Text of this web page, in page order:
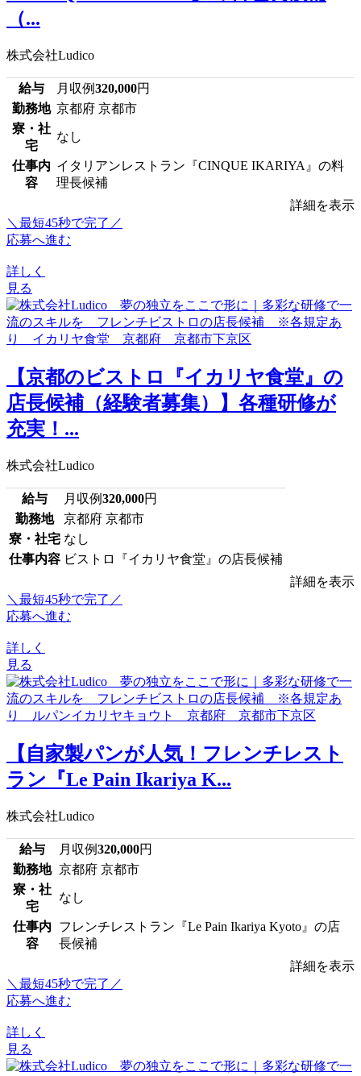
（...
株式会社Ludico
給与 月収例320,000円
勤務地 京都府 京都市
寮・社
宅
なし
仕事内
容
イタリアンレストラン『CINQUE IKARIYA』の料
理長候補
詳細を表示
＼最短45秒で完了／
応募へ進む
詳しく
見る
【京都のビストロ『イカリヤ食堂』の
店長候補（経験者募集）】各種研修が
充実！...
株式会社Ludico
給与 月収例320,000円
勤務地
京都府 京都市
寮・社宅 なし
仕事内容 ビストロ『イカリヤ食堂』の店長候補
詳細を表示
＼最短45秒で完了／
応募へ進む
詳しく
見る
【自家製パンが人気！フレンチレスト
ラン『Le Pain Ikariya K...
株式会社Ludico
給与 月収例320,000円
勤務地 京都府 京都市
寮・社
宅
なし
仕事内
容
フレンチレストラン『Le Pain Ikariya Kyoto』の店
長候補
詳細を表示
＼最短45秒で完了／
応募へ進む
詳しく
見る